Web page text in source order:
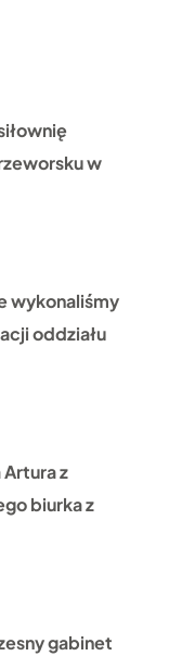
w
wykonaliśmy
oddziału
Artura z
biurka z
gabinet